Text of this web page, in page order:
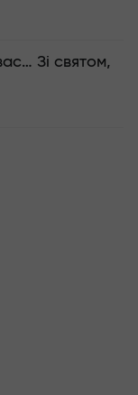
Зі святом,